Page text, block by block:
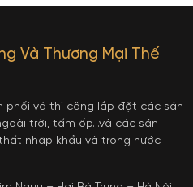
Và Thương Mại Thế
phối và thi công lắp đặt các sản
trời, tấm ốp…và các sản
nhập khẩu và trong nước